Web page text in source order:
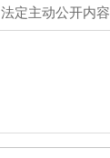
法定主动公开内容